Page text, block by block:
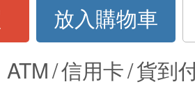
放入購物車
ATM/信用卡/貨到